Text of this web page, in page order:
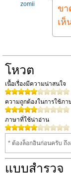
zomii
ขา
เห็
โหวต
เนื้อเรื่องมีความน่าสนใจ
ความถูกต้องในการใช้ภา
ภาษาที่ใช้น่าอ่าน
* ต้องล็อกอินก่อนครับ ถึ
แบบสำรวจ